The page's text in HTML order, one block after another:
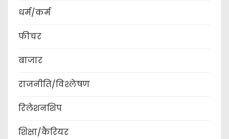
धर्म/कर्म
फीचर
बाजार
राजनीति/विश्लेषण
रिलेशनशिप
शिक्षा/कैरियर